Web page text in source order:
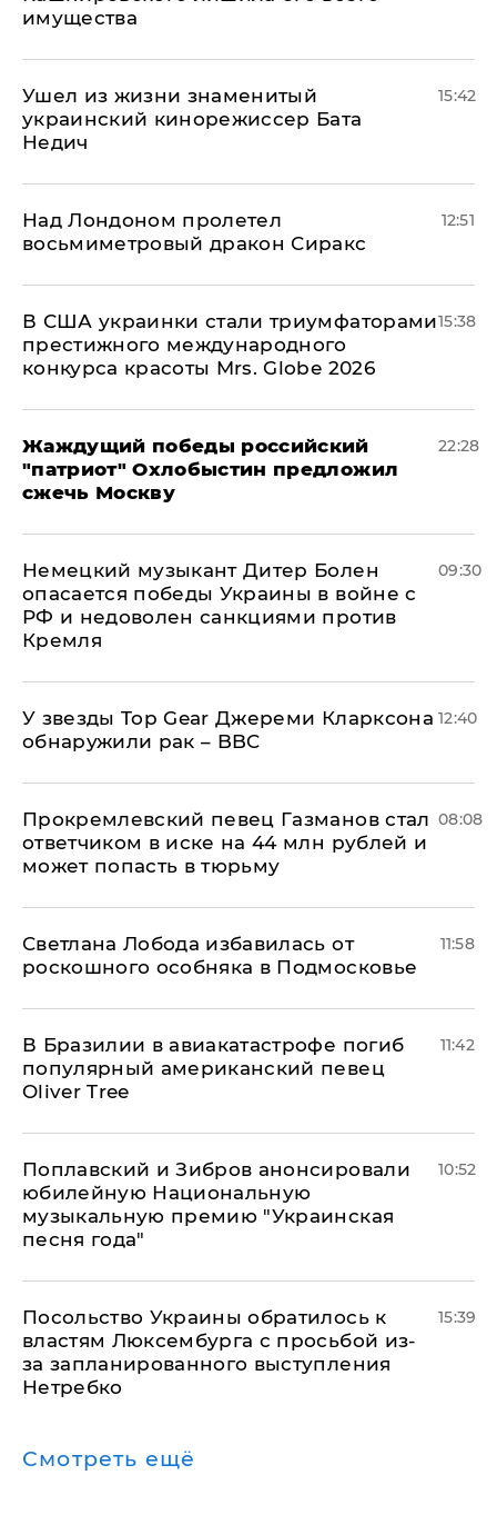
имущества
Ушел из жизни знаменитый
украинский кинорежиссер Бата
Недич
15:42
Над Лондоном пролетел
восьмиметровый дракон Сиракс
12:51
В США украинки стали триумфаторами
престижного международного
конкурса красоты Mrs. Globe 2026
15:38
Жаждущий победы российский
"патриот" Охлобыстин предложил
сжечь Москву
22:28
Немецкий музыкант Дитер Болен
опасается победы Украины в войне с
РФ и недоволен санкциями против
Кремля
09:30
У звезды Top Gear Джереми Кларксона
обнаружили рак – BBC
12:40
Прокремлевский певец Газманов стал
ответчиком в иске на 44 млн рублей и
может попасть в тюрьму
08:08
Светлана Лобода избавилась от
роскошного особняка в Подмосковье
11:58
В Бразилии в авиакатастрофе погиб
популярный американский певец
Oliver Tree
11:42
Поплавский и Зибров анонсировали
юбилейную Национальную
музыкальную премию "Украинская
песня года"
10:52
Посольство Украины обратилось к
властям Люксембурга с просьбой из-
за запланированного выступления
Нетребко
15:39
Смотреть ещё